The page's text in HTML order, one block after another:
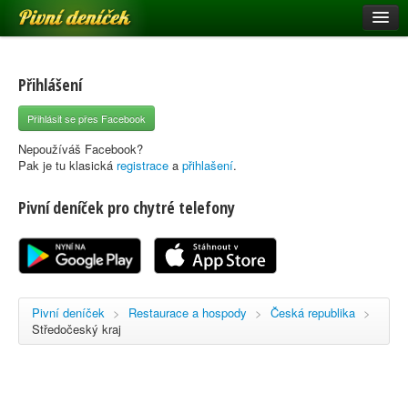
Pivní deníček
Pivní mapa
Pivní značky
Nápověda
Registrace
Přihlášení
Přihlásit se přes Facebook
Nepoužíváš Facebook?
Pak je tu klasická registrace a přihlašení.
Pivní deníček pro chytré telefony
Pivní deníček > Restaurace a hospody > Česká republika >
Středočeský kraj